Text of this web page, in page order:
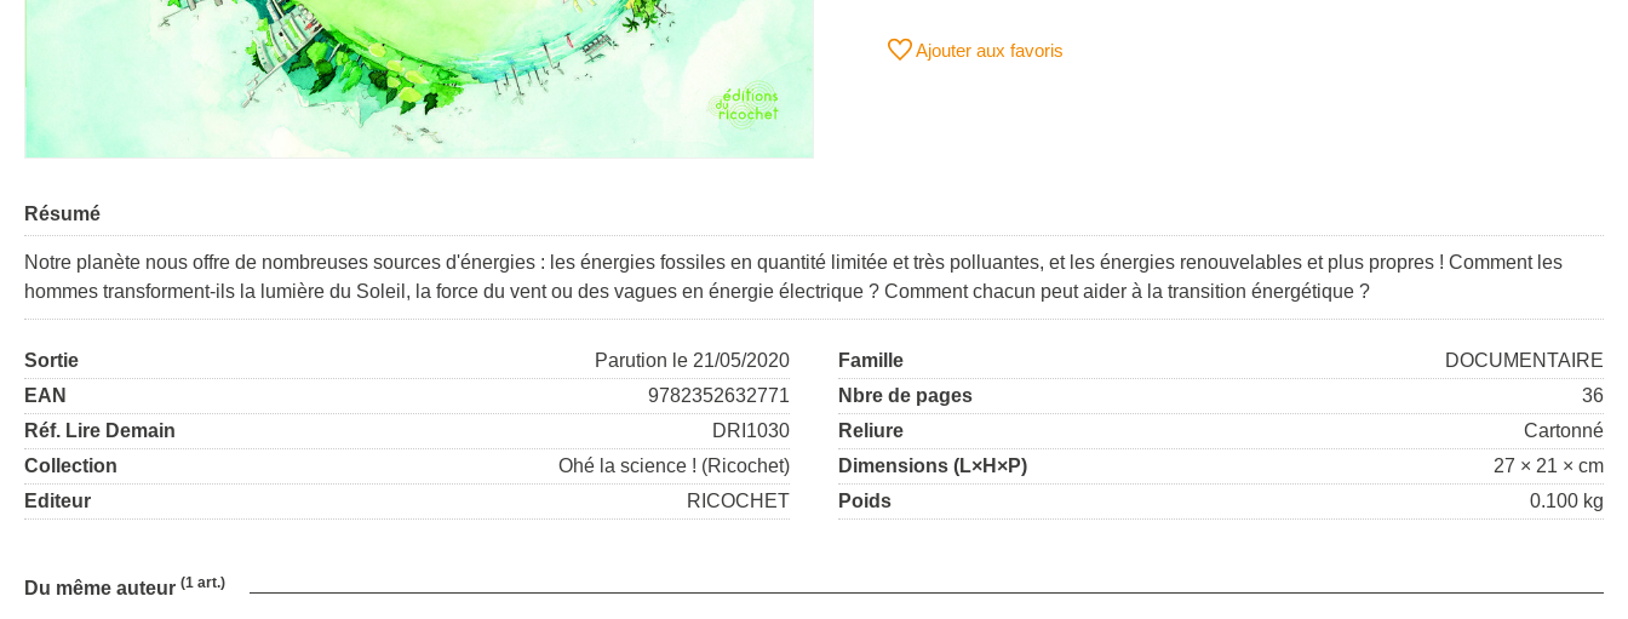
Ajouter aux favoris
Résumé
Notre planète nous offre de nombreuses sources d'énergies : les énergies fossiles en quantité limitée et très polluantes, et les énergies renouvelables et plus propres ! Comment les
hommes transforment-ils la lumière du Soleil, la force du vent ou des vagues en énergie électrique ? Comment chacun peut aider à la transition énergétique ?
Sortie
Parution le 21/05/2020
EAN
9782352632771
Réf. Lire Demain
DRI1030
Collection
Ohé la science ! (Ricochet)
Editeur
RICOCHET
Famille
DOCUMENTAIRE
Nbre de pages
36
Reliure
Cartonné
Dimensions (L×H×P)
27 × 21 × cm
Poids
0.100 kg
Du même auteur (1 art.)